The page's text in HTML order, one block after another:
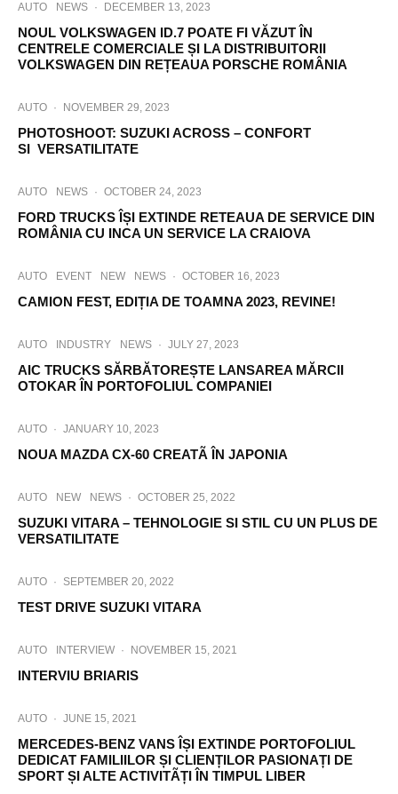
AUTO NEWS · DECEMBER 13, 2023
NOUL VOLKSWAGEN ID.7 POATE FI VĂZUT ÎN
CENTRELE COMERCIALE ȘI LA DISTRIBUITORII
VOLKSWAGEN DIN REȚEAUA PORSCHE ROMÂNIA
AUTO · NOVEMBER 29, 2023
PHOTOSHOOT: SUZUKI ACROSS – CONFORT
SI VERSATILITATE
AUTO NEWS · OCTOBER 24, 2023
FORD TRUCKS ÎȘI EXTINDE RETEAUA DE SERVICE DIN
ROMÂNIA CU INCA UN SERVICE LA CRAIOVA
AUTO EVENT NEW NEWS · OCTOBER 16, 2023
CAMION FEST, EDIȚIA DE TOAMNA 2023, REVINE!
AUTO INDUSTRY NEWS · JULY 27, 2023
AIC TRUCKS SĂRBĂTOREȘTE LANSAREA MĂRCII
OTOKAR ÎN PORTOFOLIUL COMPANIEI
AUTO · JANUARY 10, 2023
NOUA MAZDA CX-60 CREATÃ ÎN JAPONIA
AUTO NEW NEWS · OCTOBER 25, 2022
SUZUKI VITARA – TEHNOLOGIE SI STIL CU UN PLUS DE
VERSATILITATE
AUTO · SEPTEMBER 20, 2022
TEST DRIVE SUZUKI VITARA
AUTO INTERVIEW · NOVEMBER 15, 2021
INTERVIU BRIARIS
AUTO · JUNE 15, 2021
MERCEDES-BENZ VANS ÎȘI EXTINDE PORTOFOLIUL
DEDICAT FAMILIILOR ȘI CLIENȚILOR PASIONAȚI DE
SPORT ȘI ALTE ACTIVITÃȚI ÎN TIMPUL LIBER